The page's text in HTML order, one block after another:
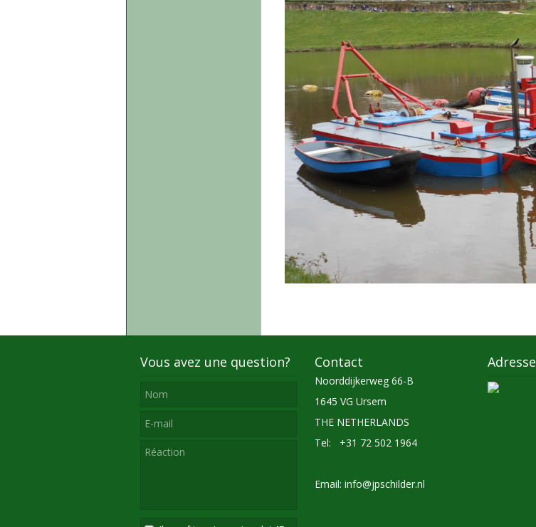
Vous avez une question? Contact
Noorddijkerweg 66-B
1645 VG Ursem
THE NETHERLANDS
Tel: +31 72 502 1964
Email: info@jpschilder.nl
Adresse